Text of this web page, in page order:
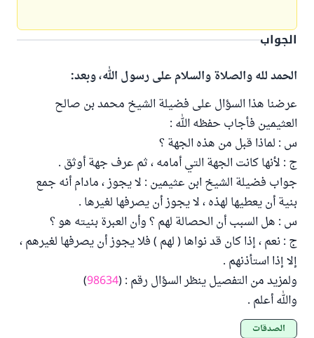
الجواب
الحمد لله والصلاة والسلام على رسول الله، وبعد:
عرضنا هذا السؤال على فضيلة الشيخ محمد بن صالح
العثيمين فأجاب حفظه الله :
س : لماذا قبل من هذه الجهة ؟
ج : لأنها كانت الجهة التي أمامه ، ثم عرف جهة أوثق .
جواب فضيلة الشيخ ابن عثيمين : لا يجوز ، مادام أنه جمع
بنية أن يعطيها لهذه ، لا يجوز أن يصرفها لغيرها .
س : هل السبب أن الحصالة لهم ؟ وأن العبرة بنيته هو ؟
ج : نعم ، إذا كان قد نواها ( لهم ) فلا يجوز أن يصرفها لغيرهم ،
إلا إذا استأذنهم .
ولمزيد من التفصيل ينظر السؤال رقم : (98634
)
والله أعلم .
الصدقات